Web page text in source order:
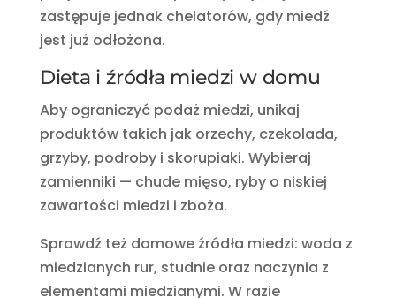
zastępuje jednak chelatorów, gdy miedź
jest już odłożona.
Dieta i źródła miedzi w domu
Aby ograniczyć podaż miedzi, unikaj
produktów takich jak orzechy, czekolada,
grzyby, podroby i skorupiaki. Wybieraj
zamienniki — chude mięso, ryby o niskiej
zawartości miedzi i zboża.
Sprawdź też domowe źródła miedzi: woda z
miedzianych rur, studnie oraz naczynia z
elementami miedzianymi. W razie